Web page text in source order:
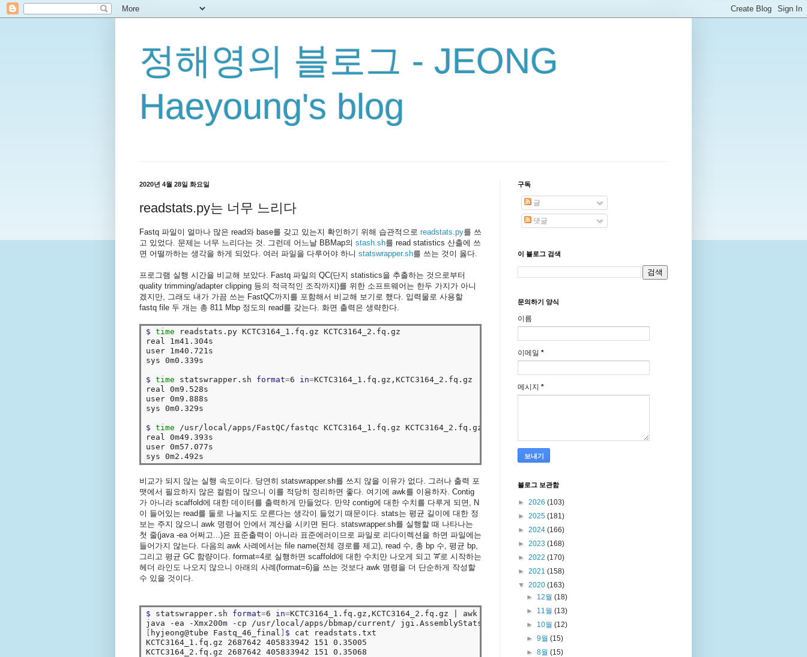
정해영의 블로그 - JEONG
Haeyoung's blog
2020년 4월 28일 화요일
readstats.py는 너무 느리다
Fastq 파일이 얼마나 많은 read와 base를 갖고 있는지 확인하기 위해 습관적으로 readstats.py를 쓰
고 있었다. 문제는 너무 느리다는 것. 그런데 어느날 BBMap의 stash.sh를 read statistics 산출에 쓰
면 어떨까하는 생각을 하게 되었다. 여러 파일을 다루어야 하니 statswrapper.sh를 쓰는 것이 옳다.
프로그램 실행 시간을 비교해 보았다. Fastq 파일의 QC(단지 statistics을 추출하는 것으로부터
quality trimming/adapter clipping 등의 적극적인 조작까지)를 위한 소프트웨어는 한두 가지가 아니
겠지만, 그래도 내가 가끔 쓰는 FastQC까지를 포함해서 비교해 보기로 했다. 입력물로 사용할
fastq file 두 개는 총 811 Mbp 정도의 read를 갖는다. 화면 출력은 생략한다.
$ time
readstats.py KCTC3164_1.fq.gz KCTC3164_2.fq.gz
real 1m41.304s
user 1m40.721s
sys 0m0.339s
$ time statswrapper.sh format=6 in=KCTC3164_1.fq.gz,KCTC3164_2.fq.gz
real 0m9.528s
user 0m9.888s
sys 0m0.329s
$ time /usr/local/apps/FastQC/fastqc KCTC3164_1.fq.gz KCTC3164_2.fq.gz
real 0m49.393s
user 0m57.077s
비교가 되지 않는 실행 속도이다. 당연히 statswrapper.sh를 쓰지 않을 이유가 없다. 그러나 출력 포
맷에서 필요하지 않은 컬럼이 많으니 이를 적당히 정리하면 좋다. 여기에 awk를 이용하자. Contig
가 아니라 scaffold에 대한 데이터를 출력하게 만들었다. 만약 contig에 대한 수치를 다루게 되면, N
이 들어있는 read를 둘로 나눌지도 모른다는 생각이 들었기 때문이다. stats는 평균 길이에 대한 정
보는 주지 않으니 awk 명령어 안에서 계산을 시키면 된다. statswrapper.sh를 실행할 때 나타나는
첫 줄(java -ea 어쩌고...)은 표준출력이 아니라 표준에러이므로 파일로 리다이렉션을 하면 파일에는
들어가지 않는다. 다음의 awk 사례에서는 file name(전체 경로를 제고), read 수, 총 bp 수, 평균 bp,
그리고 평균 GC 함량이다. format=4로 실행하면 scaffold에 대한 수치만 나오게 되고 '#'로 시작하는
헤더 라인도 나오지 않으니 아래의 사례(format=6)을 쓰는 것보다 awk 명령을 더 단순하게 작성할
수 있을 것이다.
$ statswrapper.sh format=6 in=KCTC3164_1.fq.gz,KCTC3164_2.fq.gz | awk -vOFS "\t"
'!/^#/{sub("^.*/", "", $20); print $20, $1, $3, $3/$1,
java -ea -Xmx200m -cp /usr/local/apps/bbmap/current/ jgi.AssemblyStatsWrapper
format= 6 in
[ hyjeong@tube Fastq_46_final ] $ cat readstats.txt
KCTC3164_1.fq.gz 2687642 405833942 151 0.35005
구독
글
댓글
이 블로그 검색
문의하기 양식
이름
이메일 *
메시지 *
블로그 보관함
► 2026 (103)
► 2025 (181)
► 2024 (166)
► 2023 (168)
► 2022 (170)
► 2021 (158)
▼ 2020 (163)
► 12월(18)
► 11월(13)
► 10월(12)
►9월(15)
►8월(15)